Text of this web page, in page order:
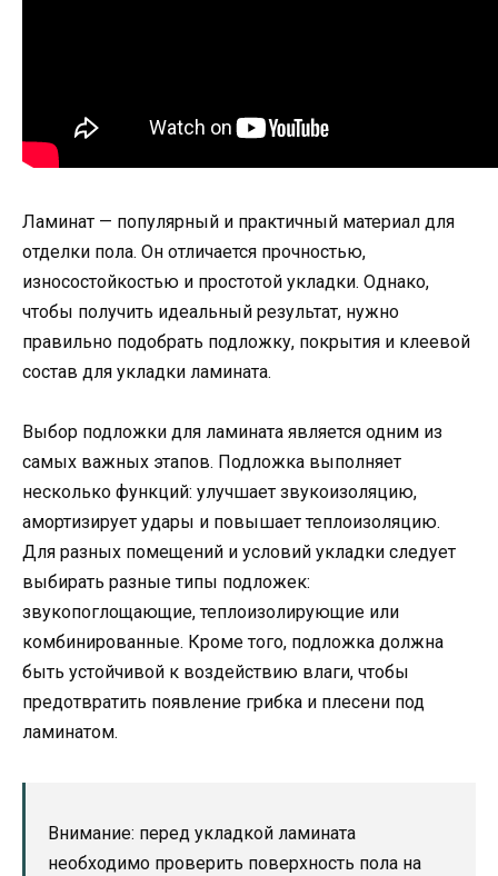
Ламинат — популярный и практичный материал для
отделки пола. Он отличается прочностью,
износостойкостью и простотой укладки. Однако,
чтобы получить идеальный результат, нужно
правильно подобрать подложку, покрытия и клеевой
состав для укладки ламината.
Выбор подложки для ламината является одним из
самых важных этапов. Подложка выполняет
несколько функций: улучшает звукоизоляцию,
амортизирует удары и повышает теплоизоляцию.
Для разных помещений и условий укладки следует
выбирать разные типы подложек:
звукопоглощающие, теплоизолирующие или
комбинированные. Кроме того, подложка должна
быть устойчивой к воздействию влаги, чтобы
предотвратить появление грибка и плесени под
ламинатом.
Внимание: перед укладкой ламината
необходимо проверить поверхность пола на